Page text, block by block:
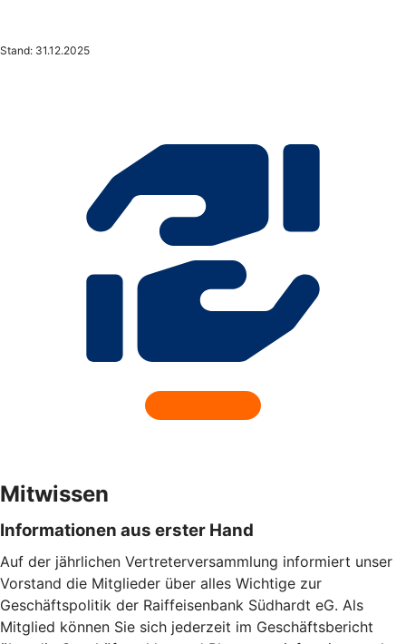
Stand: 31.12.2025
Mitwissen
Informationen aus erster Hand
Auf der jährlichen Vertreterversammlung informiert unser
Vorstand die Mitglieder über alles Wichtige zur
Geschäftspolitik der Raiffeisenbank Südhardt eG. Als
Mitglied können Sie sich jederzeit im Geschäftsbericht